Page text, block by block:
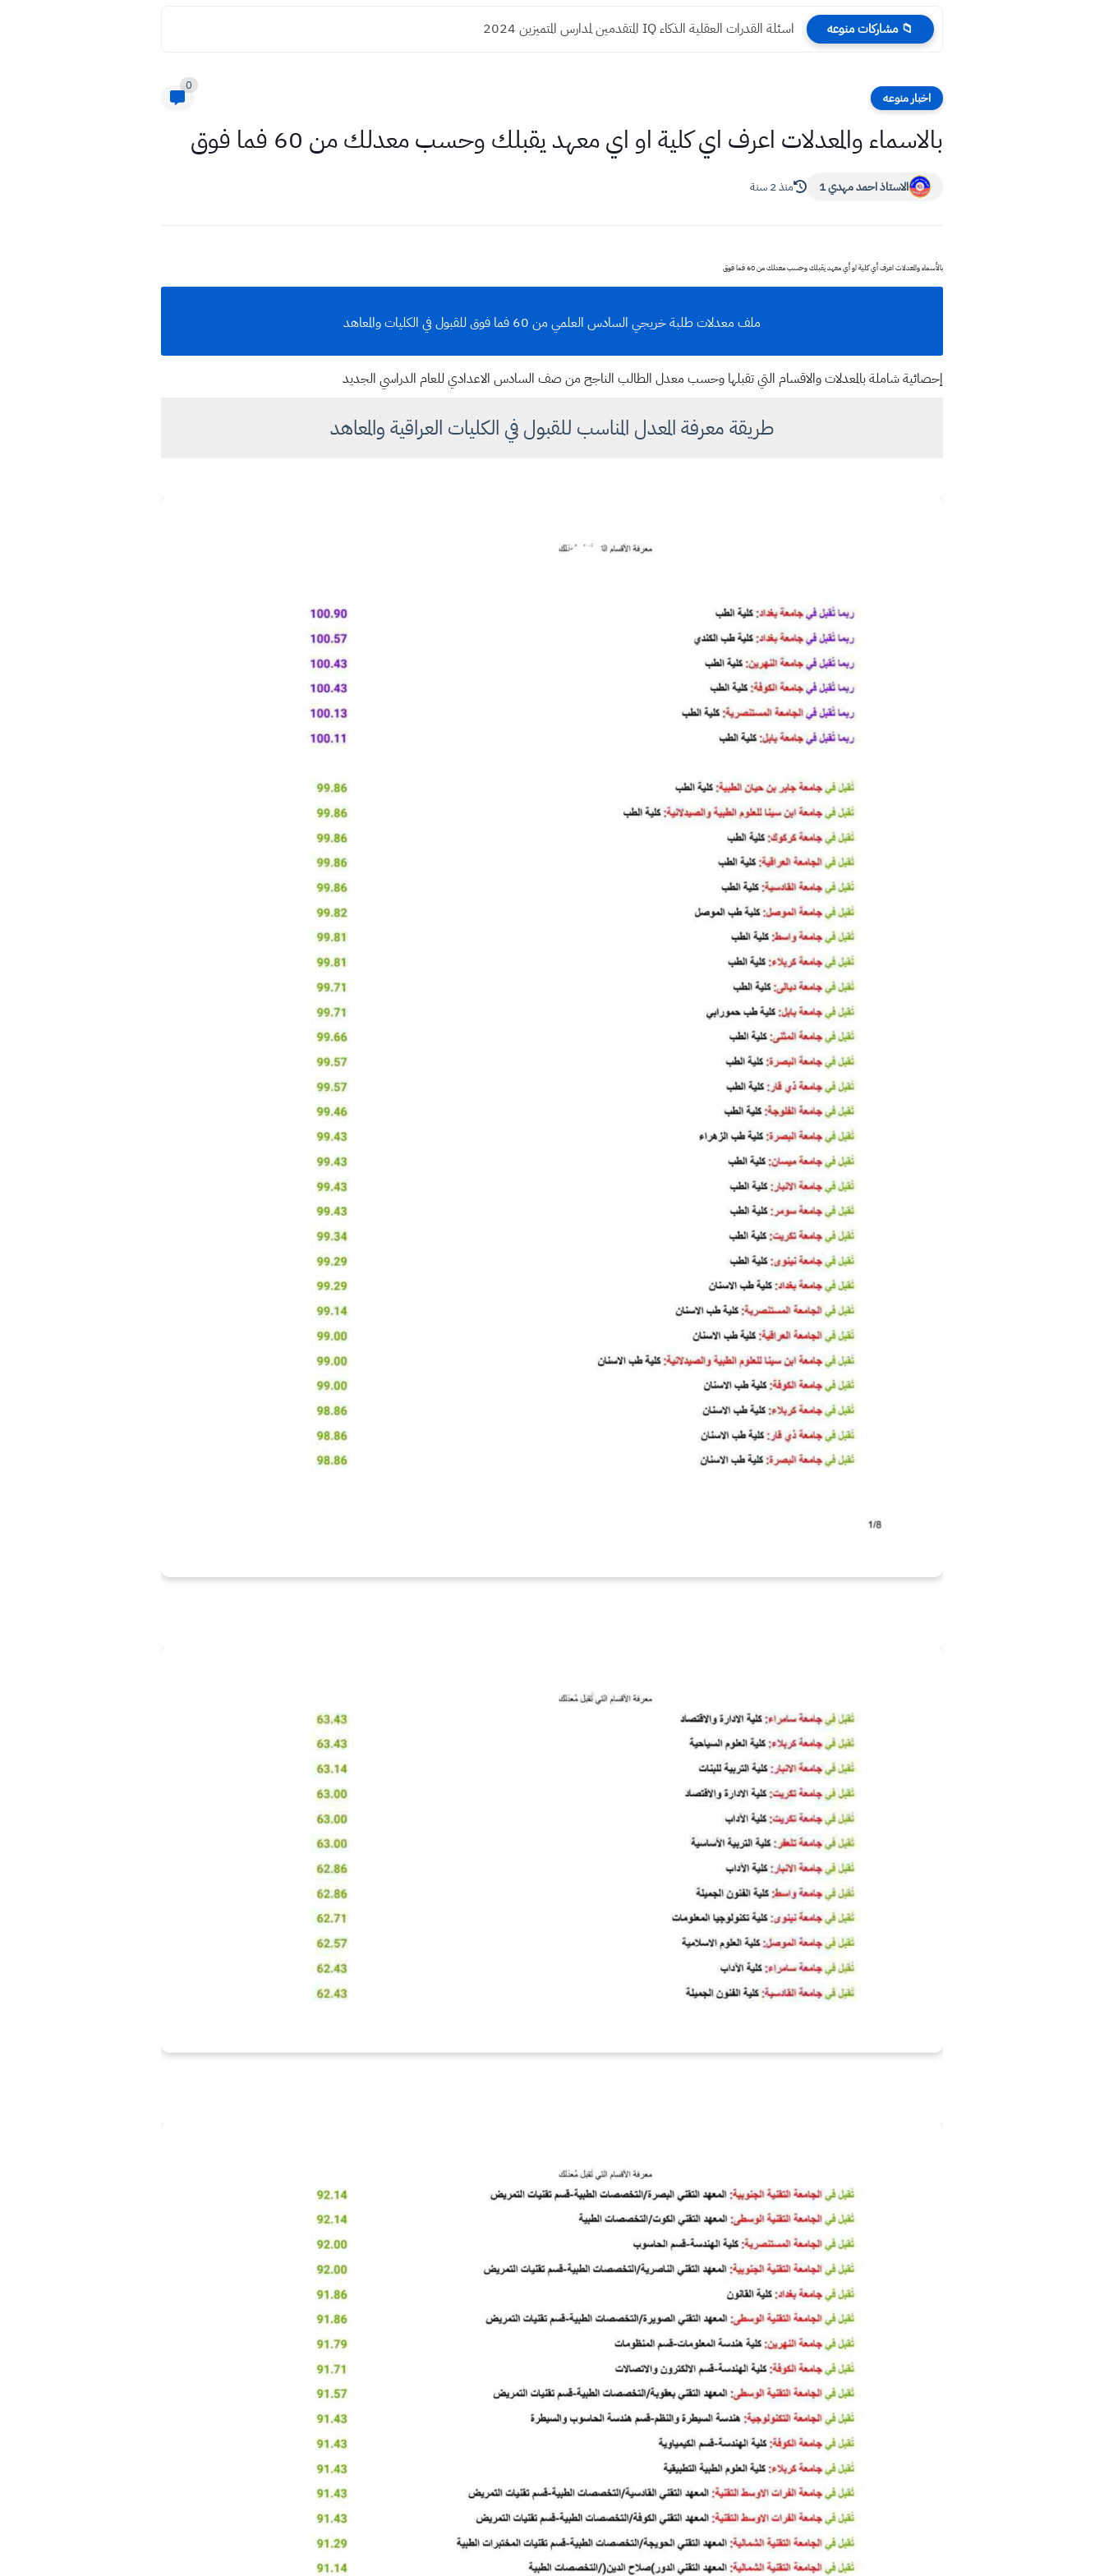
📁 مشاركات منوعه اسئلة القدرات العقلية الذكاء IQ المتقدمين لمدارس المتميزين 2024
اخبار منوعه
0
بالاسماء والمعدلات اعرف اي كلية او اي معهد يقبلك وحسب معدلك من 60 فما فوق
الاستاذ احمد مهدي 1 منذ 2 سنة
بالأسماء والمعدلات اعرف أي كلية او أي معهد يقبلك وحسب معدلك من 60 فما فوق
ملف معدلات طلبة خريجي السادس العلمي من 60 فما فوق للقبول في الكليات والمعاهد
إحصائية شاملة بالمعدلات والاقسام التي تقبلها وحسب معدل الطالب الناجح من صف السادس الاعدادي للعام الدراسي الجديد
طريقة معرفة المعدل المناسب للقبول في الكليات العراقية والمعاهد